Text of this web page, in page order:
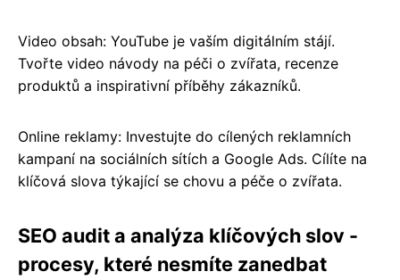
Video obsah: YouTube je vaším digitálním stájí.
Tvořte video návody na péči o zvířata, recenze
produktů a inspirativní příběhy zákazníků.
Online reklamy: Investujte do cílených reklamních
kampaní na sociálních sítích a Google Ads. Cílíte na
klíčová slova týkající se chovu a péče o zvířata.
SEO audit a analýza klíčových slov -
procesy, které nesmíte zanedbat